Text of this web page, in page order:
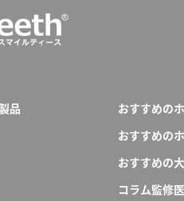
品
おすすめの
おすすめの
おすすめの
コラム監修医